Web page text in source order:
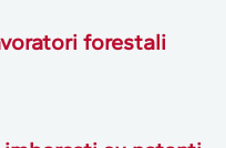
forestali